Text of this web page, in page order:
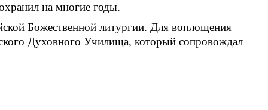
на многие годы.
Божественной литургии. Для воплощения
Духовного Училища, который сопровождал